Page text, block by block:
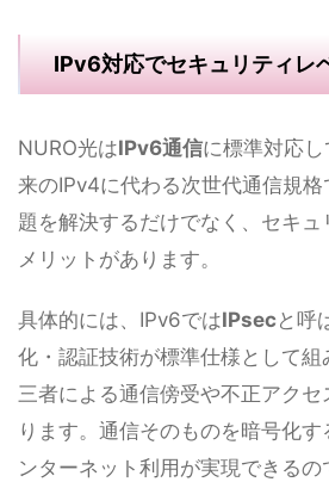
IPv6対応でセキュリティレ
NURO光はIPv6通信に標準対応
来のIPv4に代わる次世代通信規
題を解決するだけでなく、セキ
メリットがあります。
具体的には、IPv6ではIPsecと呼
化・認証技術が標準仕様として
三者による通信傍受や不正アク
ります。通信そのものを暗号化
ンターネット利用が実現できるの